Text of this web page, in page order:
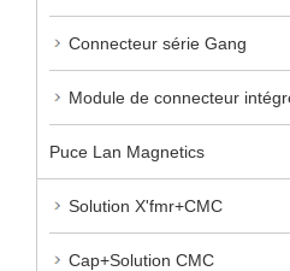
Connecteur série Gang
Module de connecteur
Puce Lan Magnetics
Solution X'fmr+CMC
Cap+Solution CMC